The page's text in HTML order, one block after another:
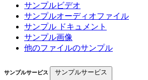
サンプルビデオ
サンプルオーディオファイル
サンプル ドキュメント
サンプル画像
他のファイルのサンプル
サンプルサービス サンプルサービス